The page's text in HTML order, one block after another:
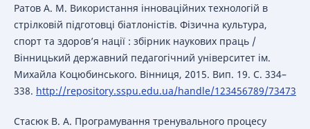
Ратов А. М. Використання інноваційних технологій в
стрілковій підготовці біатлоністів. Фізична культура,
спорт та здоров’я нації : збірник наукових праць /
Вінницький державний педагогічний університет ім.
Михайла Коцюбинського. Вінниця, 2015. Вип. 19. С. 334–
338. http://repository.sspu.edu.ua/handle/123456789/73473
Стасюк В. А. Програмування тренувального процесу